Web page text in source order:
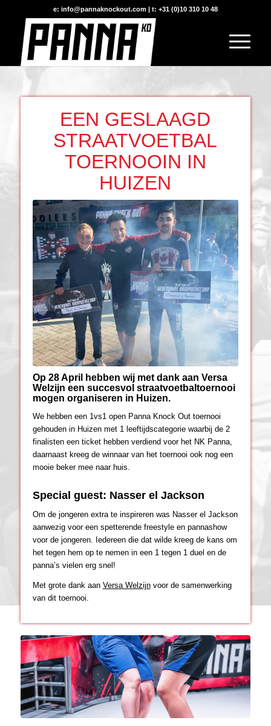
e: info@pannaknockout.com | t: +31 (0)10 310 10 48
EEN GESLAAGD
STRAATVOETBAL
TOERNOOIN IN
HUIZEN
Op 28 April hebben wij met dank aan Versa
Welzijn een succesvol straatvoetbaltoernooi
mogen organiseren in Huizen.
We hebben een 1vs1 open Panna Knock Out toernooi
gehouden in Huizen met 1 leeftijdscategorie waarbij de 2
finalisten een ticket hebben verdiend voor het NK Panna,
daarnaast kreeg de winnaar van het toernooi ook nog een
mooie beker mee naar huis.
Special guest: Nasser el Jackson
Om de jongeren extra te inspireren was Nasser el Jackson
aanwezig voor een spetterende freestyle en pannashow
voor de jongeren. Iedereen die dat wilde kreeg de kans om
het tegen hem op te nemen in een 1 tegen 1 duel en de
panna’s vielen erg snel!
Met grote dank aan Versa Welzijnvoor de samenwerking
van dit toernooi.